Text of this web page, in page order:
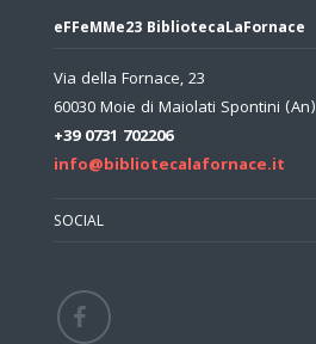
eFFeMMe23 BibliotecaLaFornace
Via della Fornace, 23
60030 Moie di Maiolati Spontini (An)
+39 0731 702206
info@bibliotecalafornace.it
SOCIAL